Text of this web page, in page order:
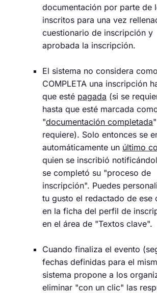
documentación por parte de
inscritos para una vez
cuestionario de inscripción y
aprobada la inscripción.
El sistema no considera como
COMPLETA una inscripción
que esté pagada (si se
hasta que esté marcada
"documentación completada
requiere). Solo entonces se
automáticamente un último
quien se inscribió
se completó su "proceso de
inscripción". Puedes
tu gusto el redactado de ese
en la ficha del perfil de
en el área de "Textos clave".
Cuando finaliza el evento
fechas definidas para el
sistema propone a los
eliminar "con un clic" las